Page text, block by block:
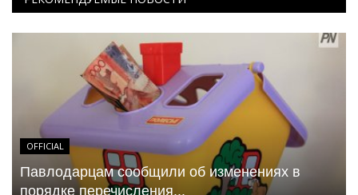
OFFICIAL
Павлодарцам сообщили об изменениях в
порядке перечисления...